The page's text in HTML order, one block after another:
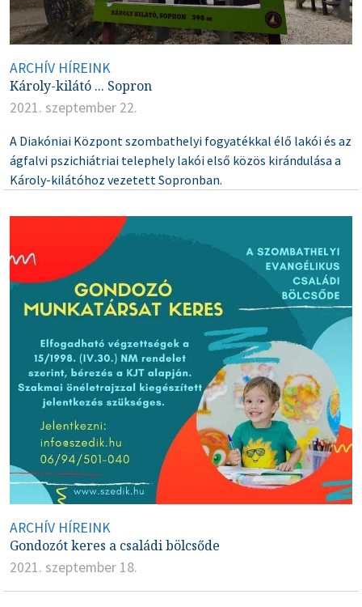
ARCHÍV HÍREINK
Károly-kilátó ... Sopron
2021. szeptember 22.
A Diakóniai Központ szombathelyi fogyatékkal élő lakói és az
ágfalvi pszichiátriai telephely lakói első közös kirándulása a
Károly-kilátóhoz vezetett Sopronban.
ARCHÍV HÍREINK
Gondozót keres a családi bölcsőde
2021. szeptember 18.